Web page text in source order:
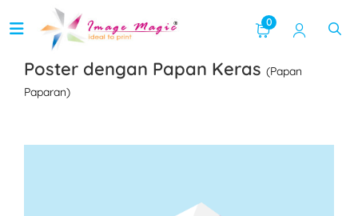
0
Poster dengan Papan Keras (Papan
Paparan)